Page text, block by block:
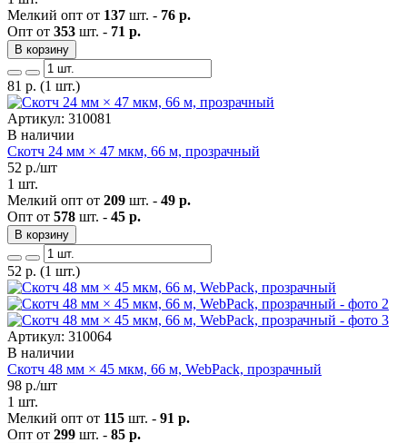
Мелкий опт от 137 шт. - 76 р.
Опт от 353 шт. - 71 р.
В корзину
81 р. (1 шт.)
Артикул: 310081
В наличии
Скотч 24 мм × 47 мкм, 66 м, прозрачный
52 р./шт
1 шт.
Мелкий опт от 209 шт. - 49 р.
Опт от 578 шт. - 45 р.
В корзину
52 р. (1 шт.)
Артикул: 310064
В наличии
Скотч 48 мм × 45 мкм, 66 м, WebPack, прозрачный
98 р./шт
1 шт.
Мелкий опт от 115 шт. - 91 р.
Опт от 299 шт. - 85 р.